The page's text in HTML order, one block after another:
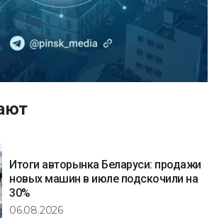
Итоги авторынка Беларуси: продажи
новых машин в июле подскочили на
30%
06.08.2026